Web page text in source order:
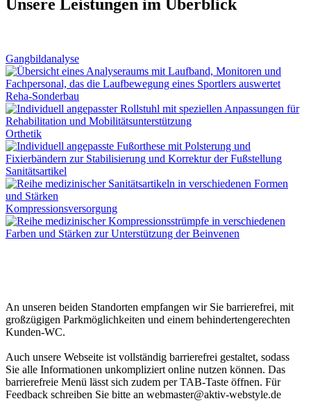
Unsere Leistungen im Überblick
Gangbildanalyse
Reha-Sonderbau
Orthetik
Sanitätsartikel
Kompressionsversorgung
An unseren beiden Standorten empfangen wir Sie barrierefrei, mit
großzügigen Parkmöglichkeiten und einem behindertengerechten
Kunden-WC.
Auch unsere Webseite ist vollständig barrierefrei gestaltet, sodass
Sie alle Informationen unkompliziert online nutzen können. Das
barrierefreie Menü lässt sich zudem per TAB-Taste öffnen. Für
Feedback schreiben Sie bitte an webmaster@aktiv-webstyle.de